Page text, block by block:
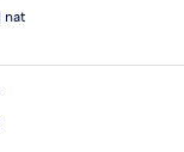
nat